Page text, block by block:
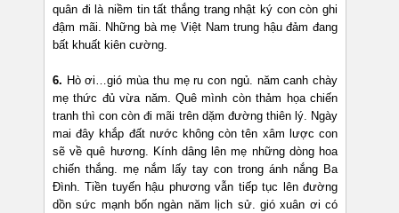
quân đi là niềm tin tất thắng trang nhật ký con còn ghi
đậm mãi. Những bà mẹ Việt Nam trung hậu đảm đang
bất khuất kiên cường.
6. Hò ơi…gió mùa thu mẹ ru con ngủ. năm canh chày
mẹ thức đủ vừa năm. Quê mình còn thảm họa chiến
tranh thì con còn đi mãi trên dặm đường thiên lý. Ngày
mai đây khắp đất nước không còn tên xâm lược con
sẽ về quê hương. Kính dâng lên mẹ những dòng hoa
chiến thắng. mẹ nắm lấy tay con trong ánh nắng Ba
Đình. Tiền tuyến hậu phương vẫn tiếp tục lên đường
dồn sức mạnh bốn ngàn năm lịch sử. gió xuân ơi có